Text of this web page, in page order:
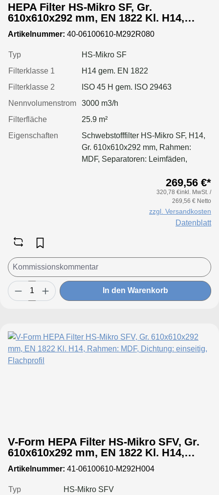
HEPA Filter HS-Mikro SF, Gr.
610x610x292 mm, EN 1822 Kl. H14,
Rahmen: MDF, Dichtung: einseitig,
geschäumt
Artikelnummer: 40-06100610-M292R080
Typ
HS-Mikro SF
Filterklasse 1
H14 gem. EN 1822
Filterklasse 2
ISO 45 H gem. ISO 29463
Nennvolumenstrom
3000 m3/h
Filterfläche
25.9 m²
Eigenschaften
Schwebstofffilter HS-Mikro SF, H14,
Gr. 610x610x292 mm, Rahmen:
MDF, Separatoren: Leimfäden,
Applikation für größere Luftmenge,
geringeren Druckverlust &
269,56 €*
320,78 €inkl. MwSt. /
269,56 € Netto
zzgl. Versandkosten
Datenblatt
In den Warenkorb
V-Form HEPA Filter HS-Mikro SFV, Gr.
610x610x292 mm, EN 1822 Kl. H14,
Rahmen: MDF, Dichtung: einseitig,
Flachprofil
Artikelnummer: 41-06100610-M292H004
Typ
HS-Mikro SFV